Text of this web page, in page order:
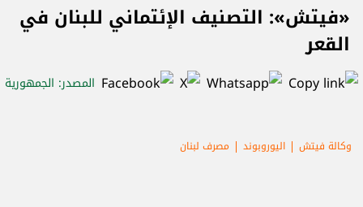
«فيتش»: التصنيف الإئتماني للبنان في
القعر
المصدر: الجمهورية
وكالة فيتش اليوروبوند مصرف لبنان